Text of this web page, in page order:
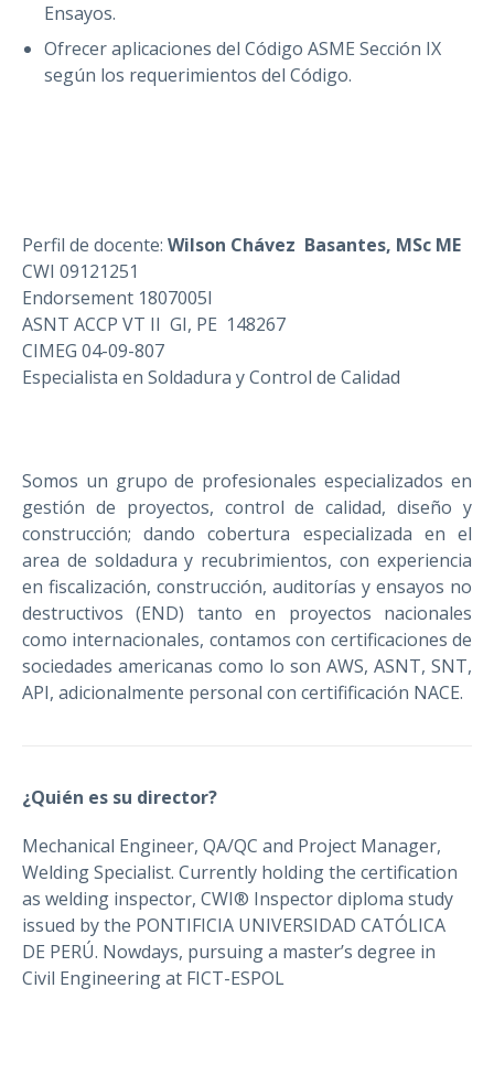
Ensayos.
Ofrecer aplicaciones del Código ASME Sección IX
según los requerimientos del Código.
Perfil de docente: Wilson Chávez Basantes, MSc ME
CWI 09121251
Endorsement 1807005I
ASNT ACCP VT II GI, PE 148267
CIMEG 04-09-807
Especialista en Soldadura y Control de Calidad
Somos un grupo de profesionales especializados en
gestión de proyectos, control de calidad, diseño y
construcción; dando cobertura especializada en el
area de soldadura y recubrimientos, con experiencia
en fiscalización, construcción, auditorías y ensayos no
destructivos (END) tanto en proyectos nacionales
como internacionales, contamos con certificaciones de
sociedades americanas como lo son AWS, ASNT, SNT,
API, adicionalmente personal con certifificación NACE.
¿Quién es su director?
Mechanical Engineer, QA/QC and Project Manager,
Welding Specialist. Currently holding the certification
as welding inspector, CWI® Inspector diploma study
issued by the PONTIFICIA UNIVERSIDAD CATÓLICA
DE PERÚ. Nowdays, pursuing a master’s degree in
Civil Engineering at FICT-ESPOL